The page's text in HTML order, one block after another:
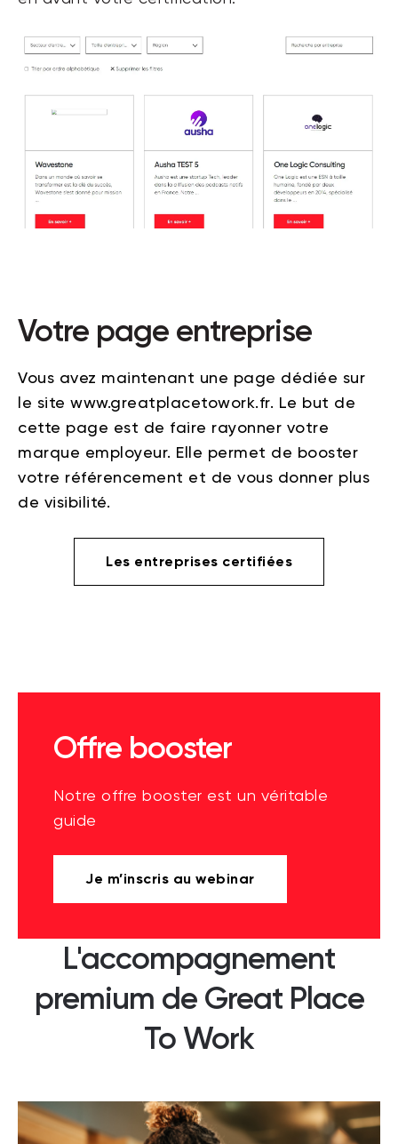
Votre page entreprise
Vous avez maintenant une page dédiée sur
le site www.greatplacetowork.fr. Le but de
cette page est de faire rayonner votre
marque employeur. Elle permet de booster
votre référencement et de vous donner plus
de visibilité.
Les entreprises certifiées
Offre booster
Notre offre booster est un véritable
guide
Je m’inscris au webinar
L'accompagnement
premium de Great Place
To Work